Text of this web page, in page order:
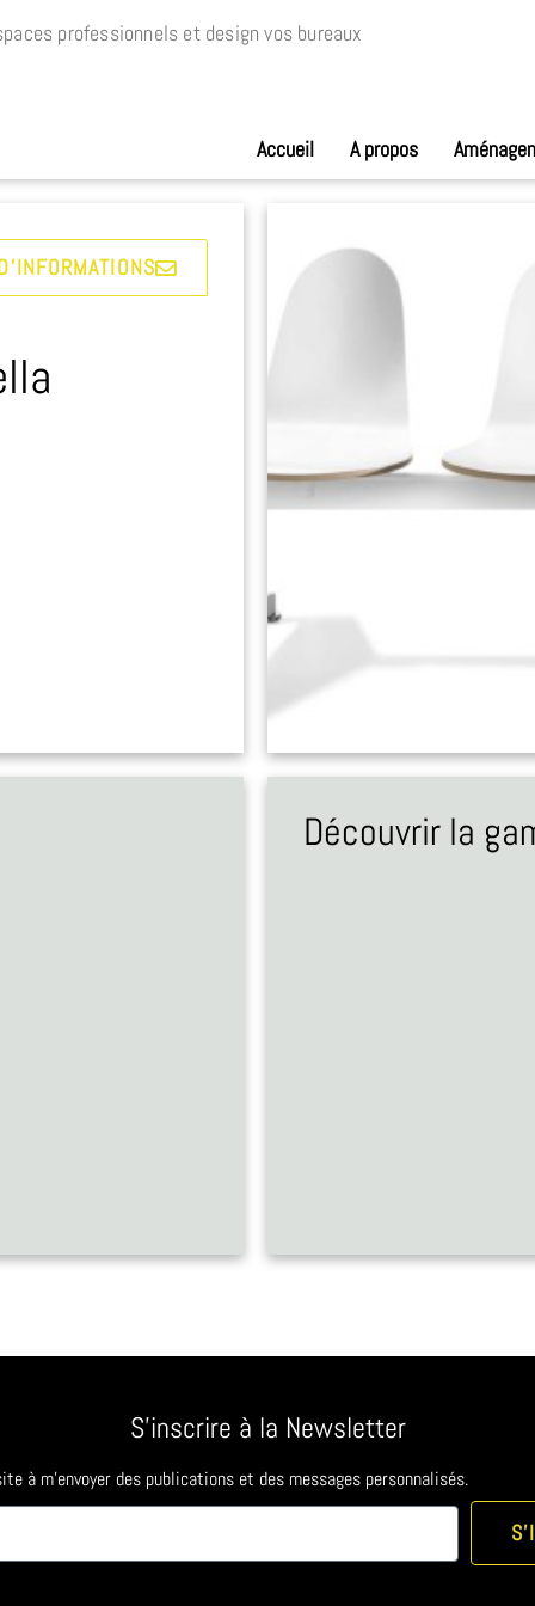
professionnels et design vos bureaux
Accueil A propos
Découvrir la
S'inscrire à la Newsletter
à m'envoyer des publications et des messages personnalisés.